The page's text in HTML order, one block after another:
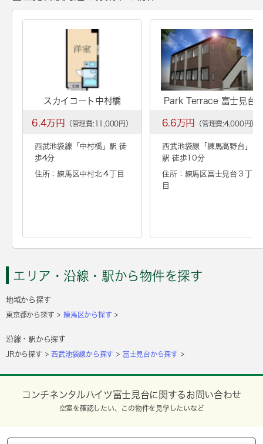
スカイコート中村橋
6.4万円 （管理費:11,000円）
西武池袋線「 中村橋」駅 徒
歩4分
住所：練馬区中村北４丁目
Park Terrace 富士見台
6.6万円 （管理費:4,000円）
西武池袋線「 練馬高野台 」
駅 徒歩10分
住所：練馬区富士見台３丁
目
エリア・沿線・駅から物件を探す
地域から探す
東京都から探す 練馬区から探す
沿線・駅から探す
JRから探す 西武池袋線から探す 富士見台から探す
コンチネンタルハイツ富士見台に関するお問い合わせ
空室を確認したい、この物件を見学したいなど